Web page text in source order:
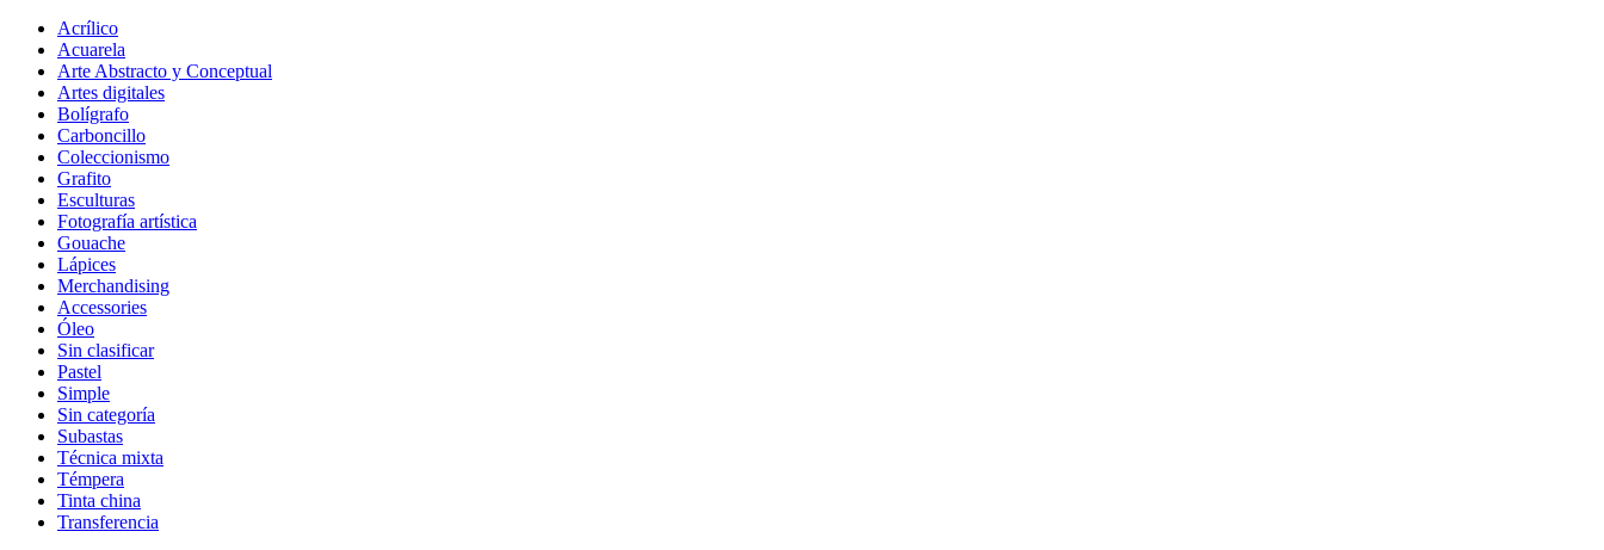
Acrílico
Acuarela
Arte Abstracto y Conceptual
Artes digitales
Bolígrafo
Carboncillo
Coleccionismo
Grafito
Esculturas
Fotografía artística
Gouache
Lápices
Merchandising
Accessories
Óleo
Sin clasificar
Pastel
Simple
Sin categoría
Subastas
Técnica mixta
Témpera
Tinta china
Transferencia